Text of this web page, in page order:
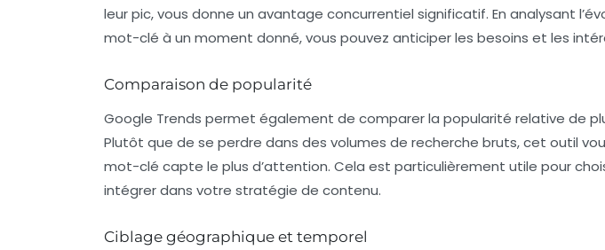
leur pic, vous donne un avantage concurrentiel significatif. En analysant
mot-clé à un moment donné, vous pouvez anticiper les besoins et les
Comparaison de popularité
Google Trends permet également de comparer la popularité relative de
Plutôt que de se perdre dans des volumes de recherche bruts, cet outil
mot-clé capte le plus d’attention. Cela est particulièrement utile pour
intégrer dans votre stratégie de contenu.
Ciblage géographique et temporel